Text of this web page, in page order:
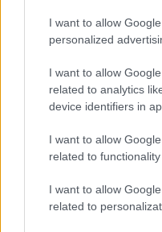
I want to allow
personalized
I want to allow
related to analytics
device identifiers in
I want to allow
related to
I want to allow
related to
ELEMZÉSEK 2026. júl. 22.